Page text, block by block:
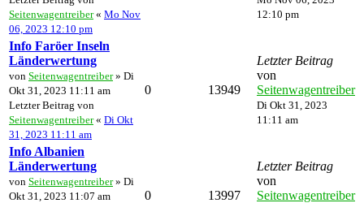
Seitenwagentreiber« Mo Nov
06, 2023 12:10 pm
12:10 pm
Info Faröer Inseln
Länderwertung
von Seitenwagentreiber» Di
Okt 31, 2023 11:11 am
Letzter Beitrag von
Seitenwagentreiber« Di Okt
31, 2023 11:11 am
0 13949
Letzter Beitrag
von
Seitenwagentreiber
Di Okt 31, 2023
11:11 am
Info Albanien
Länderwertung
von Seitenwagentreiber» Di
Okt 31, 2023 11:07 am
0 13997
Letzter Beitrag
von
Seitenwagentreiber